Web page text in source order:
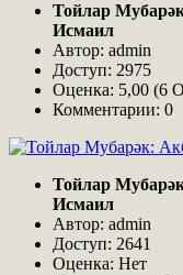
Тойлар
Исмаил
Автор: admin
Доступ: 2975
Оценка: 5,00 (6
Комментарии: 0
Тойлар
Исмаил
Автор: admin
Доступ: 2641
Оценка: Нет